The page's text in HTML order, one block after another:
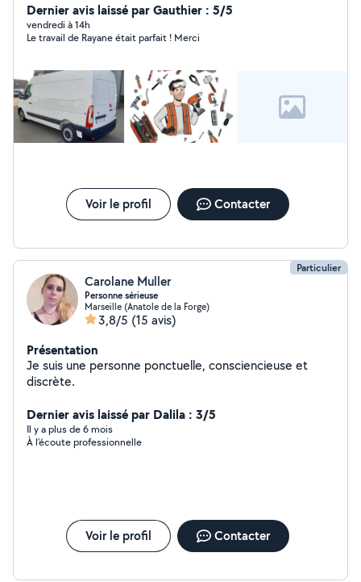
Dernier avis laissé par Gauthier : 5/5
vendredi à 14h
Le travail de Rayane était parfait ! Merci
Voir le profil Contacter
Particulier
Carolane Muller
Personne sérieuse
Marseille (Anatole de la Forge)
3,8/5 (15 avis)
Présentation
Je suis une personne ponctuelle, consciencieuse et
discrète.
Dernier avis laissé par Dalila : 3/5
Il y a plus de 6 mois
À l'écoute professionnelle
Voir le profil Contacter